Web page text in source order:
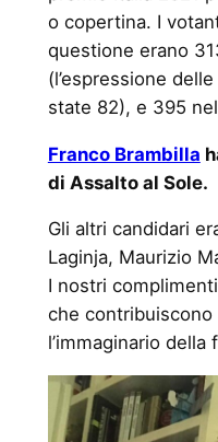
o copertina. I
questione erano
(l’espressione
state 82), e 395
Franco Brambilla
di Assalto al Sole.
Gli altri candidari
Laginja, Maurizio
I nostri
che
l’immaginario della